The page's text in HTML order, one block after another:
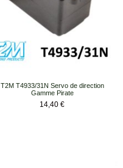
T2M T4933/31N Servo de direction
Gamme Pirate
Prix
14,40 €